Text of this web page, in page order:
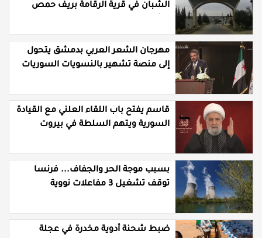
الشبان في قرية الرقامة بريف حمص
مهرجان الشعر العربي بدمشق يتحول
إلى منصة تشهير بالنسويات السوريات
قاسم يفتح باب اللقاء العلني مع القيادة
السورية ويتهم السلطة في بيروت
بسبب موجة الحر والجفاف... فرنسا
توقف تشغيل 3 مفاعلات نووية
ضبط شحنة أدوية مخدرة في عجلة